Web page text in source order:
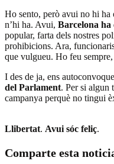
Ho sento, però avui no hi ha
n’hi ha. Avui, Barcelona
popular, farta dels nostres
prohibicions. Ara,
que vulgueu. Ho feu
I des de ja, ens
del Parlament. Per si algun
campanya perquè no tingui
Llibertat. Avui sóc feliç.
Comparte esta